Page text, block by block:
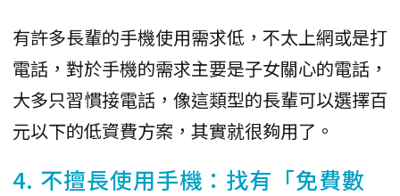
有許多長輩的手機使用需求低，不太上網或是打
電話，對於手機的需求主要是子女關心的電話，
大多只習慣接電話，像這類型的長輩可以選擇百
元以下的低資費方案，其實就很夠用了。
4. 不擅長使用手機：找有「免費數